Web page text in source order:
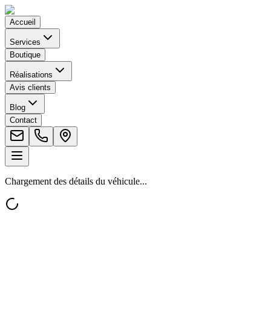
Accueil
Services
Boutique
Réalisations
Avis clients
Blog
Contact
Chargement des détails du véhicule...